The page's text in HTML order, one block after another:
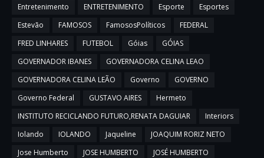
Entretenimento
ENTRETENIMENTO Esporte
Esportes
Estevão
FAMOSOS FamososPolíticos
FEDERAL
FRED LINHARES
FUTEBOL Góias
GÓIAS
GOVERNADOR IBANES
GOVERNADORA CELINA LEAO
GOVERNADORA CELINA LEÃO
Governo
GOVERNO
Governo Federal
GUSTAVO AIRES
Hermeto
INSTITUTO RECICLANDO FUTURO,RENATA DAGUIAR
Interiors
Iolando
IOLANDO Jaqueline
JOAQUIM RORIZ NETO
Jose Humberto
JOSE HUMBERTO
JOSÉ HUMBERTO